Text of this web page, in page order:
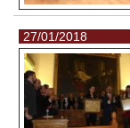
27/01/2018